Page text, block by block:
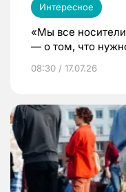
Интересное
«Мы все
— о том, что
08:30 / 17.07.26